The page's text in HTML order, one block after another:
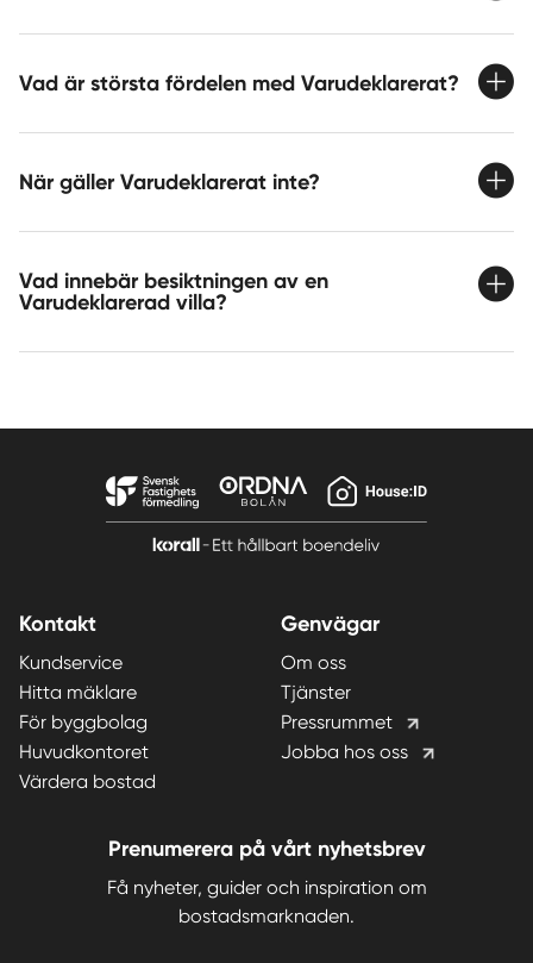
Vad är största fördelen med Varudeklarerat?
När gäller Varudeklarerat inte?
Vad innebär besiktningen av en
Varudeklarerad villa?
Kontakt
Kundservice
Hitta mäklare
För byggbolag
Huvudkontoret
Värdera bostad
Genvägar
Om oss
Tjänster
Pressrummet
Jobba hos oss
Prenumerera på vårt nyhetsbrev
Få nyheter, guider och inspiration om
bostadsmarknaden.